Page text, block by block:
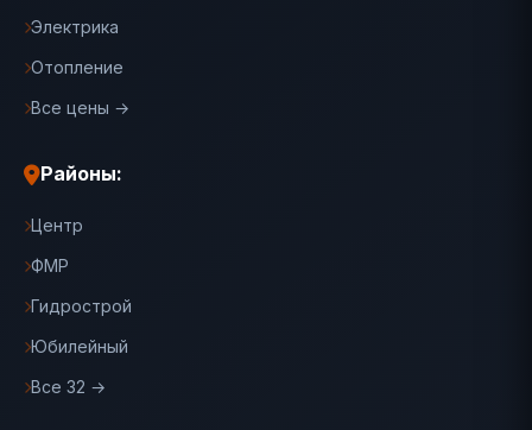
Электрика
Отопление
Все цены →
Районы:
Центр
ФМР
Гидрострой
Юбилейный
Все 32 →